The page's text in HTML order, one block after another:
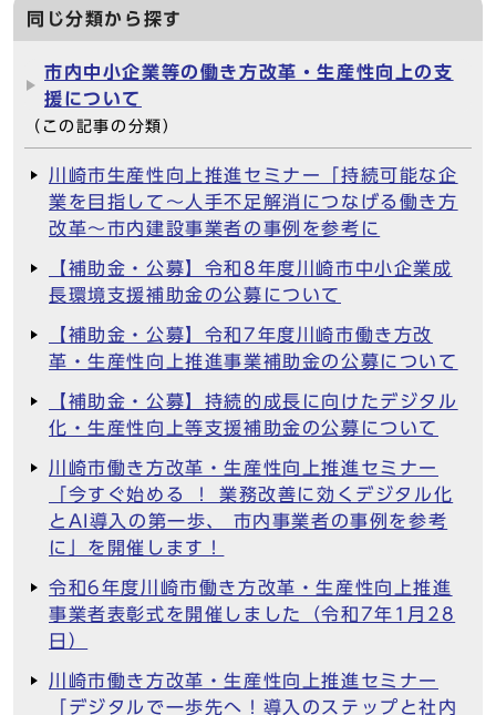
同じ分類から探す
市内中小企業等の働き方改革・生産性向上の支
援について
（この記事の分類）
川崎市生産性向上推進セミナー「持続可能な企
業を目指して～人手不足解消につなげる働き方
改革～市内建設事業者の事例を参考に
【補助金・公募】令和8年度川崎市中小企業成
長環境支援補助金の公募について
【補助金・公募】令和7年度川崎市働き方改
革・生産性向上推進事業補助金の公募について
【補助金・公募】持続的成長に向けたデジタル
化・生産性向上等支援補助金の公募について
川崎市働き方改革・生産性向上推進セミナー
「今すぐ始める ！ 業務改善に効くデジタル化
とAI導入の第一歩、 市内事業者の事例を参考
に」を開催します！
令和6年度川崎市働き方改革・生産性向上推進
事業者表彰式を開催しました（令和7年1月28
日）
川崎市働き方改革・生産性向上推進セミナー
「デジタルで一歩先へ！導入のステップと社内